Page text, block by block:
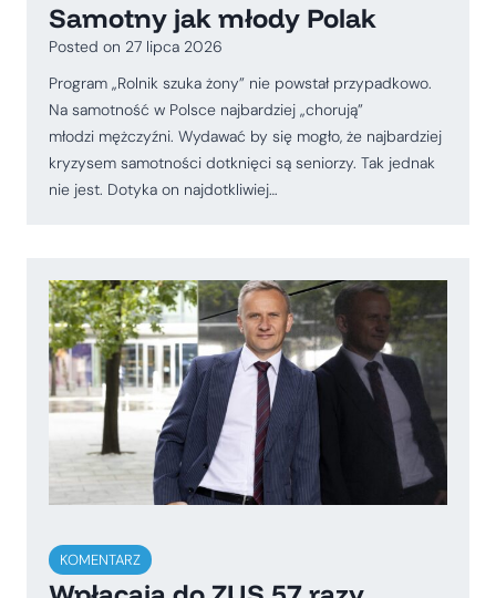
Samotny jak młody Polak
Posted on 27 lipca 2026
Program „Rolnik szuka żony” nie powstał przypadkowo.
Na samotność w Polsce najbardziej „chorują”
młodzi mężczyźni. Wydawać by się mogło, że najbardziej
kryzysem samotności dotknięci są seniorzy. Tak jednak
nie jest. Dotyka on najdotkliwiej…
KOMENTARZ